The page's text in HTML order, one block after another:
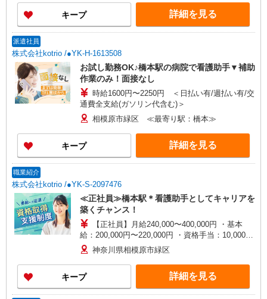
がい向上手当、 日祝手当（月平均2回分）、夜勤
手当（月平均5回分）等、 毎月平均的に支払われ
る手当を含みます。 ◎月給は経験により異なりま
分〜） ◎賞与 基本給2.08ヶ月分/年支給
キープ 詳細を見る
派遣社員
株式会社kotrio /●YK-H-1613508
お試し勤務OK♪橋本駅の病院で看護助手▼補助
作業のみ！面接なし
時給1600円〜2250円 ＜日払い有/週払い有/交
通費全支給(ガソリン代含む)＞
相模原市緑区 ≪最寄り駅：橋本≫
キープ 詳細を見る
職業紹介
株式会社kotrio /●YK-S-2097476
≪正社員≫橋本駅＊看護助手としてキャリアを
築くチャンス！
【正社員】月給240,000〜400,000円 ・基本
給：200,000円〜220,000円 ・資格手当：10,000〜
30,000円 ・役職手当：10,000〜70,000円 ・処遇改
善手当：20,000〜60,000円（勤続年数、保有資格
により変動） ・固定残業手当：20,000円（10時
間） ※固定残業時間を超過する場合には超過勤務
手当として別途支給 ・夜勤手当：10,000円/1回
神奈川県相模原市緑区
キープ 詳細を見る